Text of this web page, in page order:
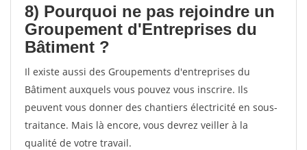
8) Pourquoi ne pas rejoindre un
Groupement d'Entreprises du
Bâtiment ?
Il existe aussi des Groupements d'entreprises du
Bâtiment auxquels vous pouvez vous inscrire. Ils
peuvent vous donner des chantiers électricité en sous-
traitance. Mais là encore, vous devrez veiller à la
qualité de votre travail.